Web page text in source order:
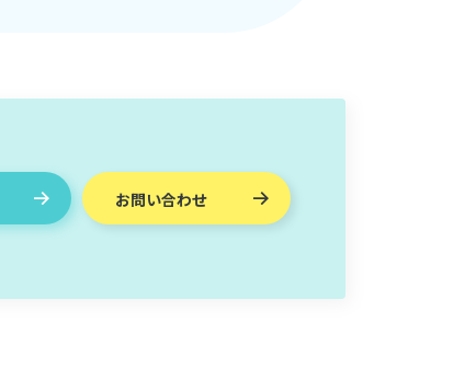
お問い合わせ